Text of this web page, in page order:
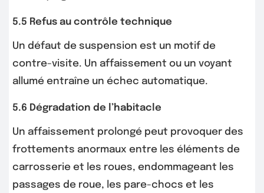
5.5 Refus au contrôle technique
Un défaut de suspension est un motif de
contre-visite. Un affaissement ou un voyant
allumé entraîne un échec automatique.
5.6 Dégradation de l’habitacle
Un affaissement prolongé peut provoquer des
frottements anormaux entre les éléments de
carrosserie et les roues, endommageant les
passages de roue, les pare-chocs et les